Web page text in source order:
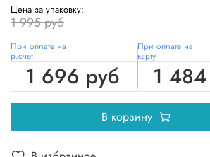
Цена за упаковку:
1 995 руб
При оплате на
р.счет
1 696 руб
При оплате на
карту
1
В корзину